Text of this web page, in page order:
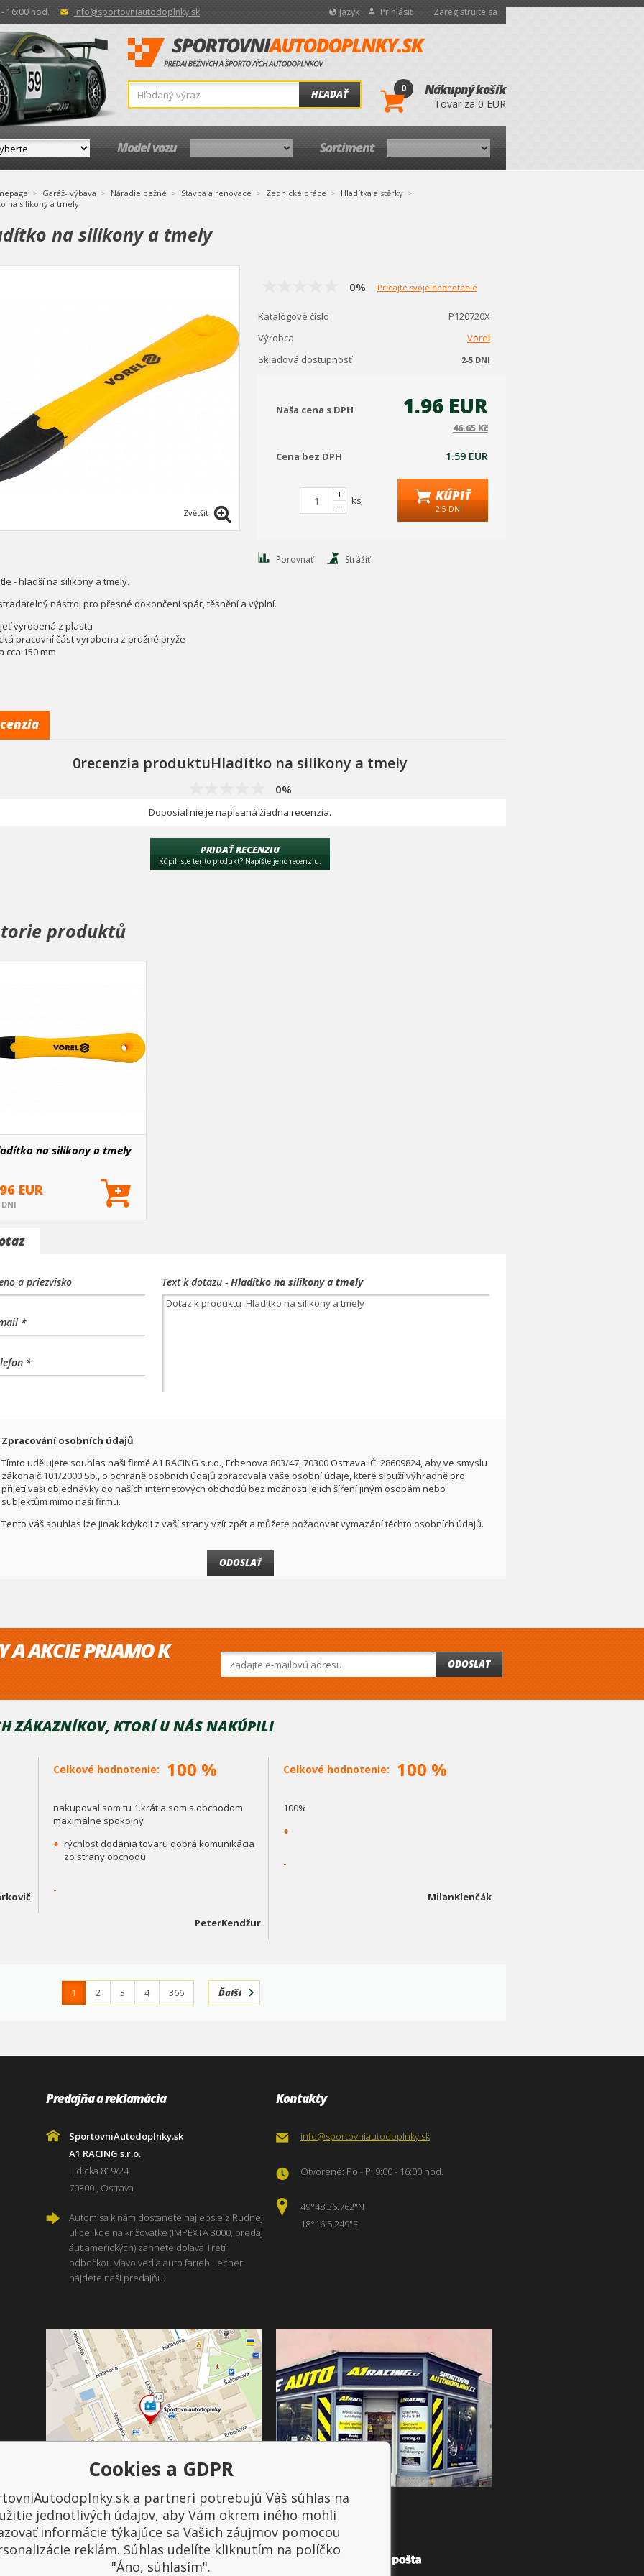
16:00 hod. info@sportovniautodoplnky.sk Jazyk Prihlásiť Zaregistrujte sa
HĽADAŤ 0 Nákupný košík
Tovar za 0 EUR
Model vozu Sortiment
Garáž- výbava Náradie bežné Stavba a renovace Zednické práce
Hladítka a stěrky
na silikony a tmely
na silikony a tmely
Zvětšit
0% Pridajte svoje hodnotenie
Katalógové číslo
P120720X
Výrobca
Vorel
Skladová dostupnosť
2-5 DNI
Naša cena s DPH 1.96 EUR
46.65 Kč
Cena bez DPH 1.59 EUR
ks KÚPIŤ
2-5 DNI
Porovnať Strážiť
- hladší na silikony a tmely.
nástroj pro přesné dokončení spár, těsnění a výplní.
vyrobená z plastu
pracovní část vyrobena z pružné pryže
cca 150 mm
0recenzia produktuHladítko na silikony a tmely
0%
Doposiaľ nie je napísaná žiadna recenzia.
PRIDAŤ RECENZIU
Kúpili ste tento produkt? Napíšte jeho recenziu.
produktů
na silikony a tmely
EUR
DNI
a priezvisko
*
*
Text k dotazu - Hladítko na silikony a tmely
Zpracování osobních údajů
Tímto udělujete souhlas naši firmě A1 RACING s.r.o., Erbenova 803/47, 70300 Ostrava IČ: 28609824, aby ve smyslu
zákona č.101/2000 Sb., o ochraně osobních údajů zpracovala vaše osobní údaje, které slouží výhradně pro
přijetí vaši objednávky do naších internetových obchodů bez možnosti jejích šíření jiným osobám nebo
subjektům mimo naši firmu.
Tento váš souhlas lze jinak kdykoli z vaší strany vzít zpět a můžete požadovat vymazání těchto osobních údajů.
A AKCIE PRIAMO K
ODOSLAT
ZÁKAZNÍKOV, KTORÍ U NÁS NAKÚPILI
Celkové hodnotenie: 100 %
nakupoval som tu 1.krát a som s obchodom
maximálne spokojný
+ rýchlost dodania tovaru dobrá komunikácia
zo strany obchodu
-
PeterKendžur
Celkové hodnotenie: 100 %
100%
+
-
MilanKlenčák
1 2 3 4 366 Ďalší
Predajňa a reklamácia
SportovniAutodoplnky.sk
A1 RACING s.r.o.
Lidicka 819/24
70300 , Ostrava
Autom sa k nám dostanete najlepsie z Rudnej
ulice, kde na križovatke (IMPEXTA 3000, predaj
áut amerických) zahnete doľava Tretí
odbočkou vľavo vedľa auto farieb Lecher
nájdete naši predajňu.
Kontakty
info@sportovniautodoplnky.sk
Otvorené: Po - Pi 9:00 - 16:00 hod.
49°48'36.762"N
18°16'5.249"E
Platba a doprava
Cookies a GDPR
a partneri potrebujú Váš súhlas na
jednotlivých údajov, aby Vám okrem iného mohli
informácie týkajúce sa Vašich záujmov pomocou
reklám. Súhlas udelíte kliknutím na políčko
"Áno, súhlasím".